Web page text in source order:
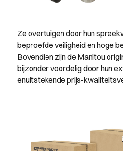
Ze overtuigen door hun
beproefde veiligheid en hoge
Bovendien zijn de Manitou
bijzonder voordelig door hun
enuitstekende prijs-